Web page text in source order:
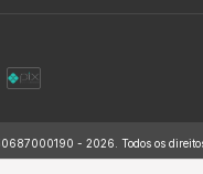
- 2026. Todos os